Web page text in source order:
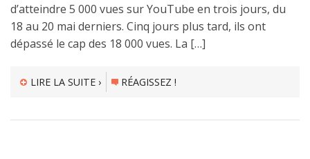
d’atteindre 5 000 vues sur YouTube en trois jours, du
18 au 20 mai derniers. Cinq jours plus tard, ils ont
dépassé le cap des 18 000 vues. La […]
LIRE LA SUITE › RÉAGISSEZ !